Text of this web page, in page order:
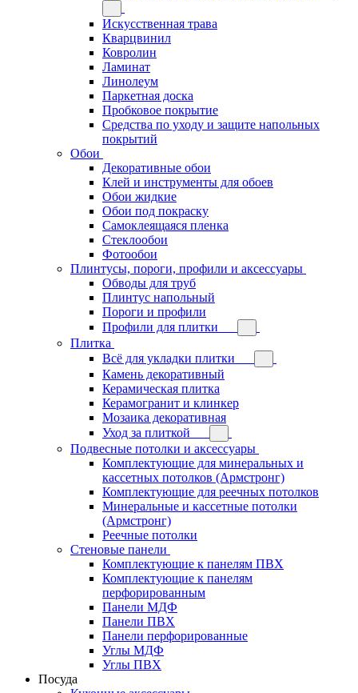
Искусственная трава
Кварцвинил
Ковролин
Ламинат
Линолеум
Паркетная доска
Пробковое покрытие
Средства по уходу и защите напольных
покрытий
Обои
Декоративные обои
Клей и инструменты для обоев
Обои жидкие
Обои под покраску
Самоклеящаяся пленка
Стеклообои
Фотообои
Плинтусы, пороги, профили и аксессуары
Обводы для труб
Плинтус напольный
Пороги и профили
Профили для плитки
Плитка
Всё для укладки плитки
Камень декоративный
Керамическая плитка
Керамогранит и клинкер
Мозаика декоративная
Уход за плиткой
Подвесные потолки и аксессуары
Комплектующие для минеральных и
кассетных потолков (Армстронг)
Комплектующие для реечных потолков
Минеральные и кассетные потолки
(Армстронг)
Реечные потолки
Стеновые панели
Комплектующие к панелям ПВХ
Комплектующие к панелям
перфорированным
Панели МДФ
Панели ПВХ
Панели перфорированные
Углы МДФ
Углы ПВХ
Посуда